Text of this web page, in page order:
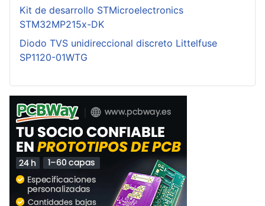
Kit de desarrollo STMicroelectronics
STM32MP215x-DK
Diodo TVS unidireccional discreto Littelfuse
SP1120-01WTG